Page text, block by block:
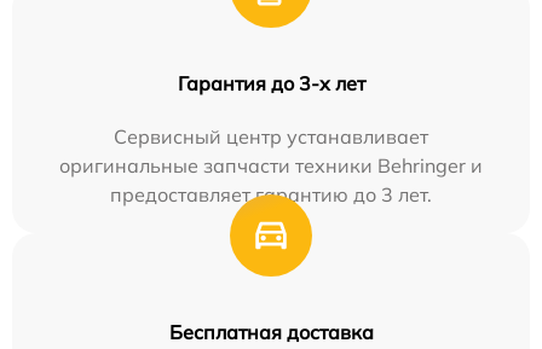
Гарантия до 3-х лет
Сервисный центр устанавливает
оригинальные запчасти техники Behringer и
предоставляет гарантию до 3 лет.
Бесплатная доставка